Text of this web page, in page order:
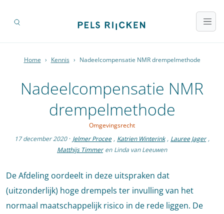
Home › Kennis › Nadeelcompensatie NMR drempelmethode
Nadeelcompensatie NMR
drempelmethode
Omgevingsrecht
17 december 2020 · Jelmer Procee , Katrien Winterink , Lauree Jager ,
Matthijs Timmer en Linda van Leeuwen
De Afdeling oordeelt in deze uitspraken dat
(uitzonderlijk) hoge drempels ter invulling van het
normaal maatschappelijk risico in de rede liggen. De